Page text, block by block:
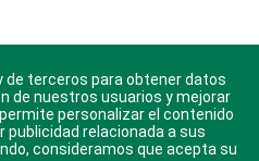
para Android, iOS y
Huawei.
de terceros para obtener datos
de nuestros usuarios y mejorar
personalizar el contenido
relacionada a sus
consideramos que acepta su